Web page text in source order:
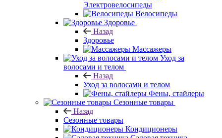
Электровелосипеды
Велосипеды
Здоровье
Назад
Здоровье
Массажеры
Уход за
волосами и телом
Назад
Уход за волосами и телом
Фены, стайлеры
Сезонные товары
Назад
Сезонные товары
Кондиционеры